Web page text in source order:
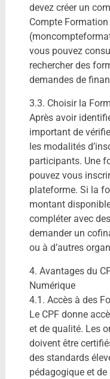
devez créer un
Compte Formation
vous pouvez
rechercher des
demandes de
3.3. Choisir la
Après avoir
important de
les modalités
participants. Une
pouvez vous
plateforme. Si la
montant
compléter avec
demander un
ou à d’autres
4. Avantages du
Numérique
4.1. Accès à des
Le CPF donne
et de qualité. Les
doivent être
des standards
pédagogique et